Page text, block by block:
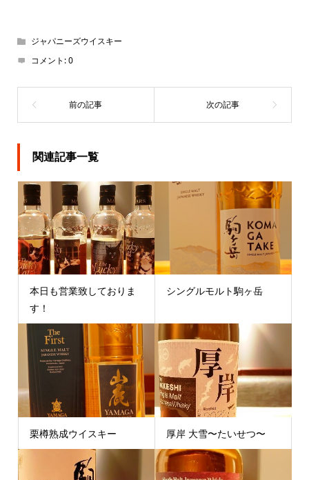
ジャパニーズウイスキー
コメント:0
関連記事一覧
本日も営業致しておりま
す！
シングルモルト駒ヶ岳
栗樽熟成ウイスキー 厚岸 大雪〜たいせつ〜